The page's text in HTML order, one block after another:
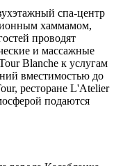
спа-центр
хаммамом,
проводят
и массажные
Blanche к услугам
вместимостью до
ресторане L'Atelier
подаются